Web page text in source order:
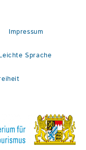
Impressum
Sprache